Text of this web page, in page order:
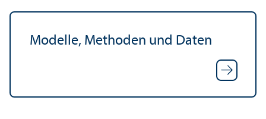
Modelle, Methoden und Daten